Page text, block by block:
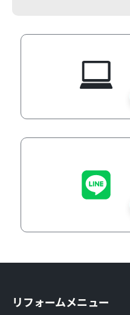
リフォームメニュー